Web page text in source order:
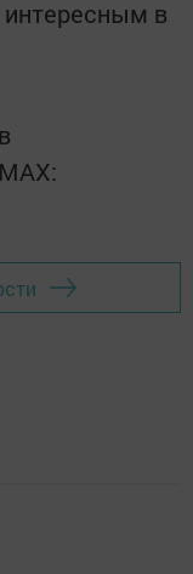
в